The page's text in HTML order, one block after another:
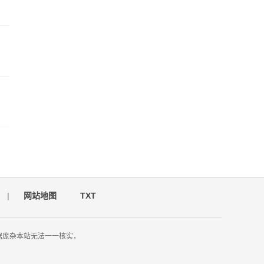
| 网站地图 TXT
杂本站无法一一核实，